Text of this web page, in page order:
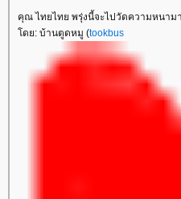
คุณ ไทยไทย พรุ่งนี้จะไปวัดความหนาม
ดย: บ้านตูดหมู (tookbus